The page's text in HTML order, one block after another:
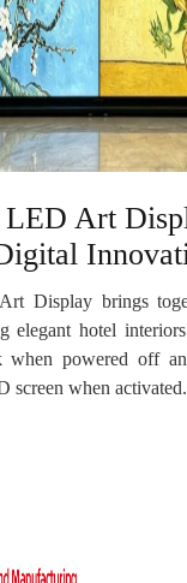
LED Art
Display brings
elegant hotel
when powered off
screen when activated.